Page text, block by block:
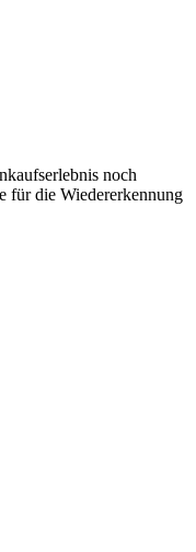
noch
für die Wiedererkennung